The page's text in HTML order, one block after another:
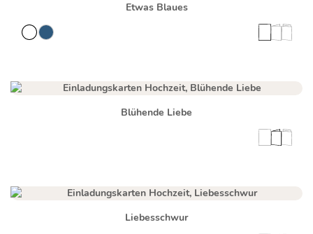
Etwas Blaues
Blühende Liebe
Liebesschwur